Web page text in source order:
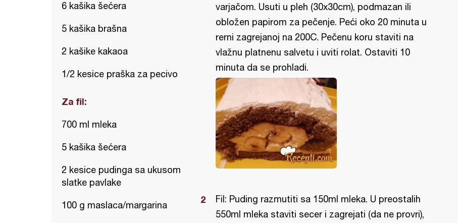
6 kašika šećera
5 kašika brašna
2 kašike kakaoa
1/2 kesice praška za pecivo
Za fil:
700 ml mleka
5 kašika šećera
2 kesice pudinga sa ukusom
slatke pavlake
100 g maslaca/margarina
varjačom. Usuti u pleh (30x30cm), podmazan ili
obložen papirom za pečenje. Peći oko 20 minuta u
rerni zagrejanoj na 200C. Pečenu koru staviti na
vlažnu platnenu salvetu i uviti rolat. Ostaviti 10
minuta da se prohladi.
Fil: Puding razmutiti sa 150ml mleka. U preostalih
550ml mleka staviti secer i zagrejati (da ne provri),